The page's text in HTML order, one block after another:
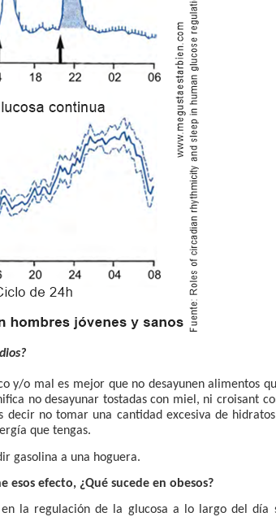
y/o mal es mejor que no desayunen alimentos
no desayunar tostadas con miel, ni croisant
decir no tomar una cantidad excesiva de
que tengas.
gasolina a una hoguera.
esos efecto, ¿Qué sucede en obesos?
la regulación de la glucosa a lo largo del día